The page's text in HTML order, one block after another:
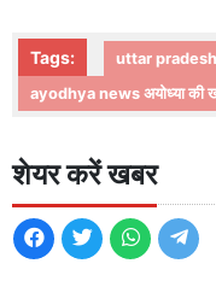
Tags:
uttar pradesh
ayodhya news अयोध्या की
शेयर करें खबर